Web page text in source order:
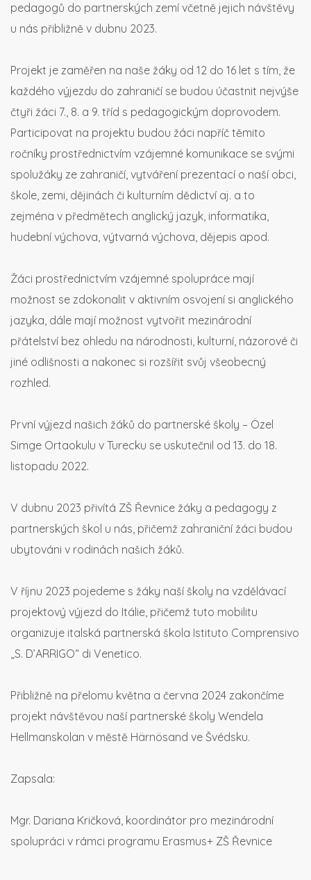
pedagogů do partnerských zemí včetně jejich návštěvy
u nás přibližně v dubnu 2023.
Projekt je zaměřen na naše žáky od 12 do 16 let s tím, že
každého výjezdu do zahraničí se budou účastnit nejvýše
čtyři žáci 7., 8. a 9. tříd s pedagogickým doprovodem.
Participovat na projektu budou žáci napříč těmito
ročníky prostřednictvím vzájemné komunikace se svými
spolužáky ze zahraničí, vytváření prezentací o naší obci,
škole, zemi, dějinách či kulturním dědictví aj. a to
zejména v předmětech anglický jazyk, informatika,
hudební výchova, výtvarná výchova, dějepis apod.
Žáci prostřednictvím vzájemné spolupráce mají
možnost se zdokonalit v aktivním osvojení si anglického
jazyka, dále mají možnost vytvořit mezinárodní
přátelství bez ohledu na národnosti, kulturní, názorové či
jiné odlišnosti a nakonec si rozšířit svůj všeobecný
rozhled.
První výjezd našich žáků do partnerské školy – Özel
Simge Ortaokulu v Turecku se uskutečnil od 13. do 18.
listopadu 2022.
V dubnu 2023 přivítá ZŠ Řevnice žáky a pedagogy z
partnerských škol u nás, přičemž zahraniční žáci budou
ubytováni v rodinách našich žáků.
V říjnu 2023 pojedeme s žáky naší školy na vzdělávací
projektový výjezd do Itálie, přičemž tuto mobilitu
organizuje italská partnerská škola Istituto Comprensivo
„S. D’ARRIGO“ di Venetico.
Přibližně na přelomu května a června 2024 zakončíme
projekt návštěvou naší partnerské školy Wendela
Hellmanskolan v městě Härnösand ve Švédsku.
Zapsala:
Mgr. Dariana Kričková, koordinátor pro mezinárodní
spolupráci v rámci programu Erasmus+ ZŠ Řevnice